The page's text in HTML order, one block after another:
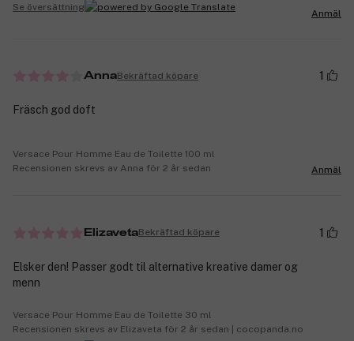
Se översättning
Anmäl
AnnaBekräftad köpare 1
Fräsch god doft
Versace Pour Homme Eau de Toilette 100 ml
Recensionen skrevs av Anna för 2 år sedan
Anmäl
ElizavetaBekräftad köpare 1
Elsker den! Passer godt til alternative kreative damer og
menn
Versace Pour Homme Eau de Toilette 30 ml
Recensionen skrevs av Elizaveta för 2 år sedan | cocopanda.no